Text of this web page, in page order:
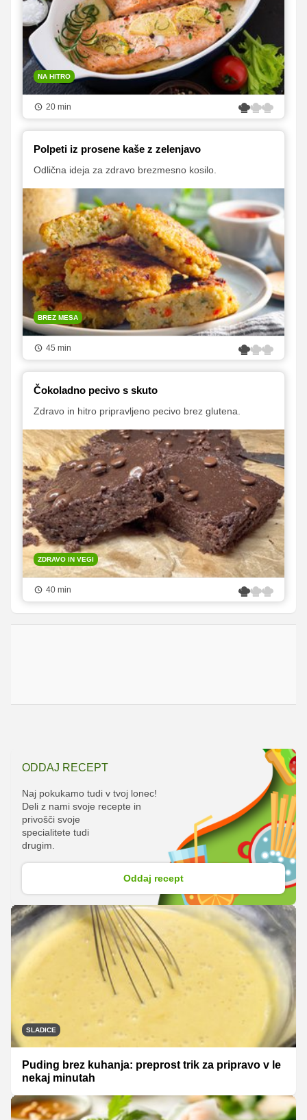
NA HITRO
20 min
Polpeti iz prosene kaše z zelenjavo
Odlična ideja za zdravo brezmesno kosilo.
BREZ MESA
45 min
Čokoladno pecivo s skuto
Zdravo in hitro pripravljeno pecivo brez glutena.
ZDRAVO IN VEGI
40 min
ODDAJ RECEPT
Naj pokukamo tudi v tvoj lonec!
Deli z nami svoje recepte in
privošči svoje
specialitete tudi
drugim.
Oddaj recept
SLADICE
Puding brez kuhanja: preprost trik za pripravo v le
nekaj minutah